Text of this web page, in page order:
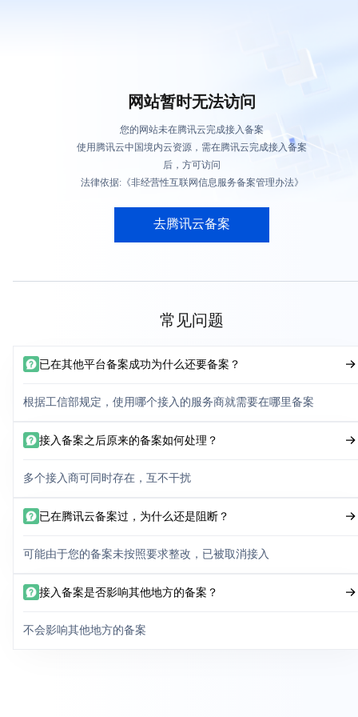
网站暂时无法访问
您的网站未在腾讯云完成接入备案
使用腾讯云中国境内云资源，需在腾讯云完成接入备案
后，方可访问
法律依据:《非经营性互联网信息服务备案管理办法》
去腾讯云备案
常见问题
已在其他平台备案成功为什么还要备案？
根据工信部规定，使用哪个接入的服务商就需要在哪里备案
接入备案之后原来的备案如何处理？
多个接入商可同时存在，互不干扰
已在腾讯云备案过，为什么还是阻断？
可能由于您的备案未按照要求整改，已被取消接入
接入备案是否影响其他地方的备案？
不会影响其他地方的备案